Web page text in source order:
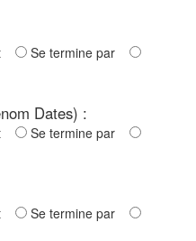
Se termine par
Dates) :
Se termine par
Se termine par